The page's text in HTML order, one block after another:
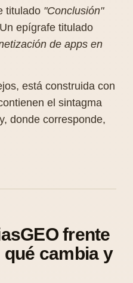
titulado "Conclusión"
epígrafe titulado
de apps en
está construida con
el sintagma
donde corresponde,
frente
cambia y